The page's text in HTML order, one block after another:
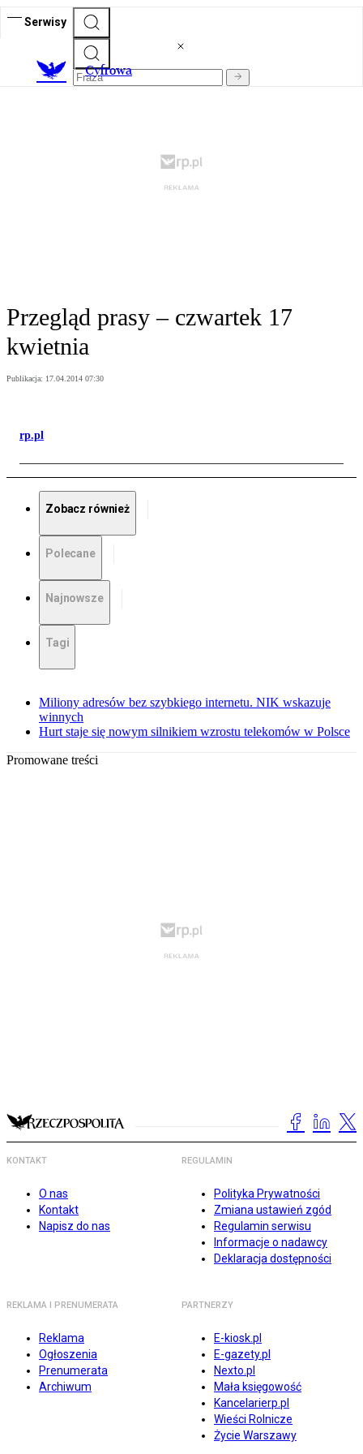
Serwisy
Cyfrowa
Przegląd prasy – czwartek 17
kwietnia
Publikacja: 17.04.2014 07:30
rp.pl
Zobacz również
Polecane
Najnowsze
Tagi
Miliony adresów bez szybkiego internetu. NIK wskazuje
winnych
Hurt staje się nowym silnikiem wzrostu telekomów w Polsce
Promowane treści
KONTAKT
O nas
Kontakt
Napisz do nas
REGULAMIN
Polityka Prywatności
Zmiana ustawień zgód
Regulamin serwisu
Informacje o nadawcy
Deklaracja dostępności
REKLAMA I PRENUMERATA
Reklama
Ogłoszenia
Prenumerata
Archiwum
PARTNERZY
E-kiosk.pl
E-gazety.pl
Nexto.pl
Mała księgowość
Kancelarierp.pl
Wieści Rolnicze
Życie Warszawy